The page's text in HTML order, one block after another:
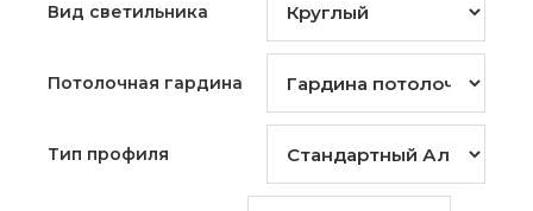
Вид светильника
Потолочная гардина
Тип профиля